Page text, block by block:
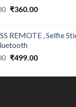
Original
₹1,200.00.
₹360.00Current
₹360.00.
REMOTE , Selfie
Original
was:
₹499.00Current
is: